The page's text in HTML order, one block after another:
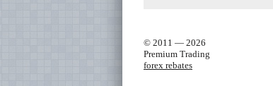
© 2011 — 2026
Premium Trading
forex rebates